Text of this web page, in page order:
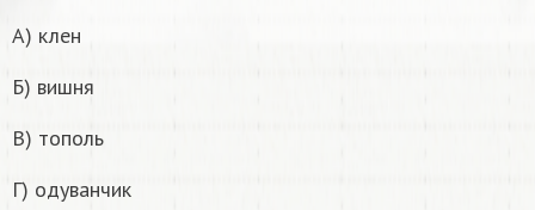
А) клен
Б) вишня
B) тополь
Г) одуванчик